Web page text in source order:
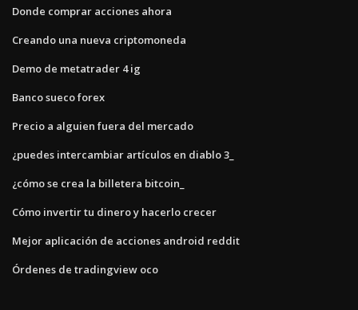
Donde comprar acciones ahora
Creando una nueva criptomoneda
Demo de metatrader 4 ig
Banco sueco forex
Precio a alguien fuera del mercado
¿puedes intercambiar artículos en diablo 3_
¿cómo se crea la billetera bitcoin_
Cómo invertir tu dinero y hacerlo crecer
Mejor aplicación de acciones android reddit
Órdenes de tradingview oco